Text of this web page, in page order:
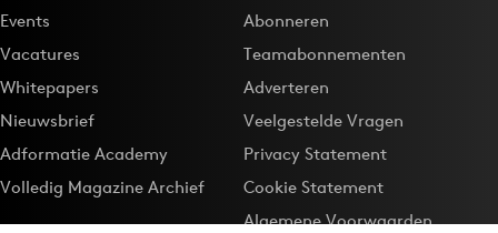
Events
Vacatures
Whitepapers
Nieuwsbrief
Adformatie Academy
Volledig Magazine Archief
Abonneren
Teamabonnementen
Adverteren
Veelgestelde Vragen
Privacy Statement
Cookie Statement
Algemene Voorwaarden